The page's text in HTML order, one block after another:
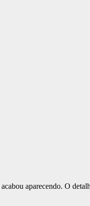
acabou aparecendo. O